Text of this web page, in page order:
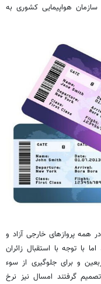
هواپیمایی کشوری به
همه پروازهای خارجی آزاد و
با توجه با استقبال زائران
و برای جلوگیری از سوء
گرفتند امسال نیز نرخ